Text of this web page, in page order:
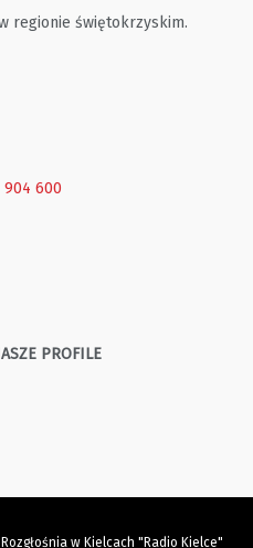
regionie świętokrzyskim.
904 600
PROFILE
w Kielcach "Radio Kielce"